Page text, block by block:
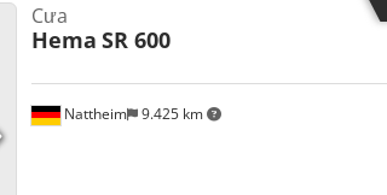
Nattheim 9.425 km
Cưa
Hema SR 600